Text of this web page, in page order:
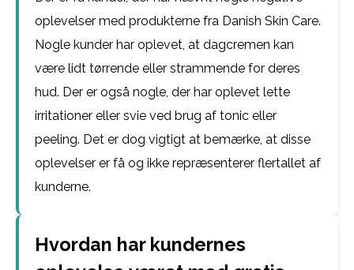
oplevelser med produkterne fra Danish Skin Care.
Nogle kunder har oplevet, at dagcremen kan
være lidt tørrende eller strammende for deres
hud. Der er også nogle, der har oplevet lette
irritationer eller svie ved brug af tonic eller
peeling. Det er dog vigtigt at bemærke, at disse
oplevelser er få og ikke repræsenterer flertallet af
kunderne.
Hvordan har kundernes